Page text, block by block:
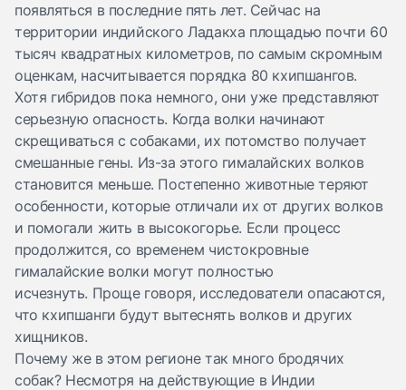
появляться в последние пять лет. Сейчас на
территории индийского Ладакха площадью почти 60
тысяч квадратных километров, по самым скромным
оценкам, насчитывается порядка 80 кхипшангов.
Хотя гибридов пока немного, они уже представляют
серьезную опасность. Когда волки начинают
скрещиваться с собаками, их потомство получает
смешанные гены. Из-за этого гималайских волков
становится меньше. Постепенно животные теряют
особенности, которые отличали их от других волков
и помогали жить в высокогорье. Если процесс
продолжится, со временем чистокровные
гималайские волки могут полностью
исчезнуть. Проще говоря, исследователи опасаются,
что кхипшанги будут вытеснять волков и других
хищников.
Почему же в этом регионе так много бродячих
собак? Несмотря на действующие в Индии